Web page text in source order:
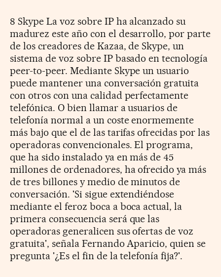
8 Skype La voz sobre IP ha alcanzado su
madurez este año con el desarrollo, por parte
de los creadores de Kazaa, de Skype, un
sistema de voz sobre IP basado en tecnología
peer-to-peer. Mediante Skype un usuario
puede mantener una conversación gratuita
con otros con una calidad perfectamente
telefónica. O bien llamar a usuarios de
telefonía normal a un coste enormemente
más bajo que el de las tarifas ofrecidas por las
operadoras convencionales. El programa,
que ha sido instalado ya en más de 45
millones de ordenadores, ha ofrecido ya más
de tres billones y medio de minutos de
conversación. 'Si sigue extendiéndose
mediante el feroz boca a boca actual, la
primera consecuencia será que las
operadoras generalicen sus ofertas de voz
gratuita', señala Fernando Aparicio, quien se
pregunta '¿Es el fin de la telefonía fija?'.